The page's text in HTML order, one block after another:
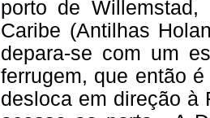
porto de
Caribe (Antilhas
depara-se com um
ferrugem, que então
desloca em direção à